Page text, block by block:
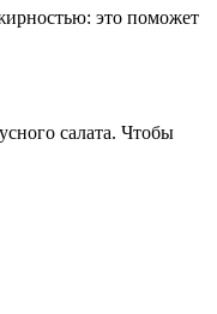
это поможет
салата. Чтобы